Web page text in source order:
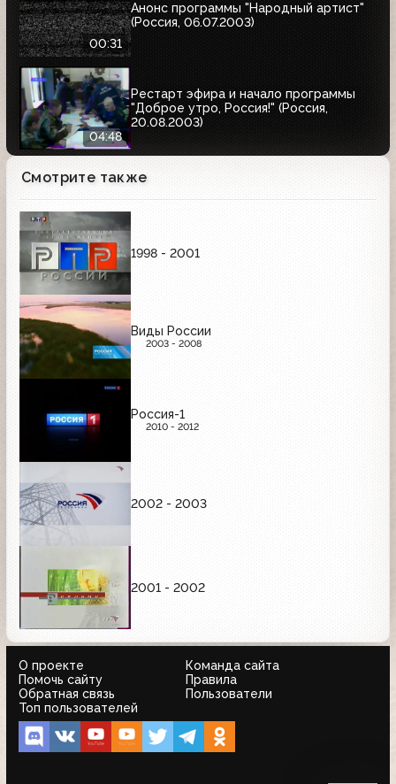
00:31
Анонс программы "Народный артист"
(Россия, 06.07.2003)
04:48
Рестарт эфира и начало программы
"Доброе утро, Россия!" (Россия,
20.08.2003)
Смотрите также
1998 - 2001
Виды России
2003 - 2008
Россия-1
2010 - 2012
2002 - 2003
2001 - 2002
О проекте
Команда сайта
Помочь сайту
Правила
Обратная связь
Пользователи
Топ пользователей